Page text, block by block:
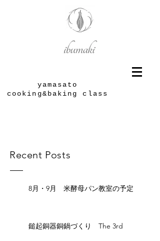
yamasato
cooking&baking class
Recent Posts
8月・9月 米酵母パン教室の予定
鎚起銅器銅鍋づくり The 3rd